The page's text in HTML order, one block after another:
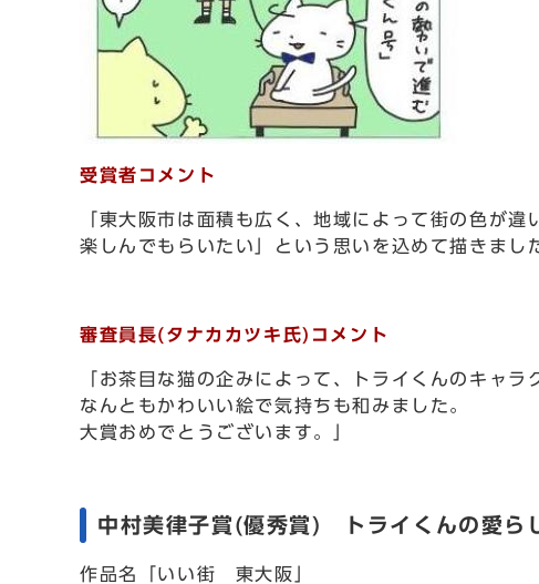
受賞者コメント
「東大阪市は面積も広く、地域によって街の色が
楽しんでもらいたい」という思いを込めて描きまし
審査員長(タナカカツキ氏)コメント
「お茶目な猫の企みによって、トライくんのキャラ
なんともかわいい絵で気持ちも和みました。
大賞おめでとうございます。」
中村美律子賞(優秀賞) トライくんの愛ら
作品名「いい街 東大阪」